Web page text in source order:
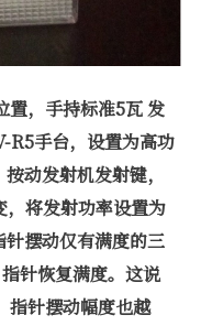
，手持标准5瓦发
R5手台，设置为高功
动发射机发射键，
将发射功率设置为
摆动仅有满度的三
针恢复满度。这说
指针摆动幅度也越